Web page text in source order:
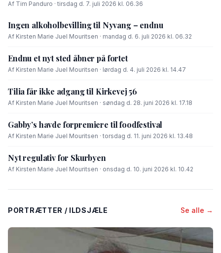
Af Tim Panduro · tirsdag d. 7. juli 2026 kl. 06.36
Ingen alkoholbevilling til Nyvang – endnu
Af Kirsten Marie Juel Mouritsen · mandag d. 6. juli 2026 kl. 06.32
Endnu et nyt sted åbner på fortet
Af Kirsten Marie Juel Mouritsen · lørdag d. 4. juli 2026 kl. 14.47
Tilia får ikke adgang til Kirkevej 56
Af Kirsten Marie Juel Mouritsen · søndag d. 28. juni 2026 kl. 17.18
Gabby’s havde forpremiere til foodfestival
Af Kirsten Marie Juel Mouritsen · torsdag d. 11. juni 2026 kl. 13.48
Nyt regulativ for Skurbyen
Af Kirsten Marie Juel Mouritsen · onsdag d. 10. juni 2026 kl. 10.42
PORTRÆTTER / ILDSJÆLE Se alle →